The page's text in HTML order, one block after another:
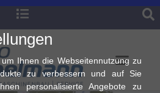
Ihnen die Webseitennutzung zu
zu verbessern und auf Sie
personalisierte Angebote zu